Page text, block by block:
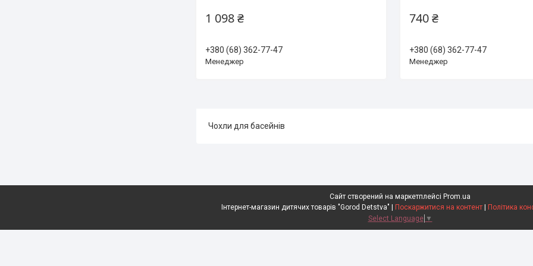
1 098 ₴
+380 (68) 362-77-47
Менеджер
740 ₴
+380 (68) 362-77-47
Менеджер
Чохли для басейнів
Сайт створений на маркетплейсі Prom.ua
Поскаржитися на контент
Політика
Select Language ▼